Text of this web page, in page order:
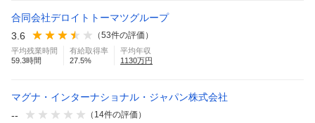
合同会社デロイトトーマツグループ
3.6
（53件の評価）
平均残業時間
59.3時間
有給取得率
27.5%
平均年収
1130万円
マグナ・インターナショナル・ジャパン株式会社
--
（ 14件の評価）